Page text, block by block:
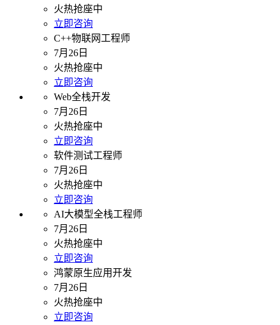
火热抢座中
立即咨询
C++物联网工程师
7月26日
火热抢座中
立即咨询
Web全栈开发
7月26日
火热抢座中
立即咨询
软件测试工程师
7月26日
火热抢座中
立即咨询
AI大模型全栈工程师
7月26日
火热抢座中
立即咨询
鸿蒙原生应用开发
7月26日
火热抢座中
立即咨询